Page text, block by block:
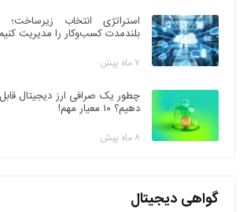
استراتژی انتخاب زیرساخت؛
بلندمدت کسب‌وکار را مدیریت
۷ ماه پیش
چطور یک صرافی ارز دیجیتال
دهیم؟ ۱۰ معیار مهم!
۸ ماه پیش
گواهی دیجیتال